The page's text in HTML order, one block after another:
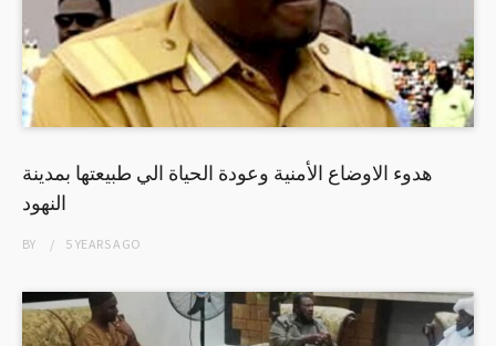
هدوء الاوضاع الأمنية وعودة الحياة الي طبيعتها بمدينة
النهود
BY 5 YEARSAGO